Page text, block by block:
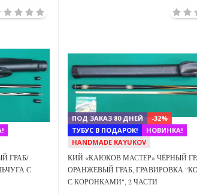
Next
ГРАБ/
С
Previous
ПОД ЗАКАЗ 80 ДНЕЙ
-32%
ТУБУС В ПОДАРОК!
НОВИНКА!
HANDMADE KAYUKOV
КИЙ «КАЮКОВ МАСТЕР» ЧЁРНЫЙ
ОРАНЖЕВЫЙ ГРАБ, ГРАВИРОВКА
С КОРОНКАМИ", 2 ЧАСТИ